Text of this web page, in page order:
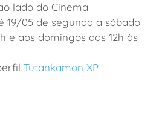
lado do Cinema
19/05 de segunda a sábado
e aos domingos das 12h às
Tutankamon XP